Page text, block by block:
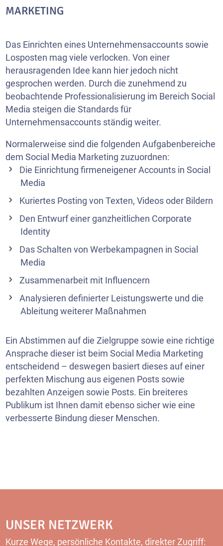
MARKETING
Das Einrichten eines Unternehmensaccounts sowie
Losposten mag viele verlocken. Von einer
herausragenden Idee kann hier jedoch nicht
gesprochen werden. Durch die zunehmend zu
beobachtende Professionalisierung im Bereich Social
Media steigen die Standards für
Unternehmensaccounts ständig weiter.
Normalerweise sind die folgenden Aufgabenbereiche
dem Social Media Marketing zuzuordnen:
Die Einrichtung firmeneigener Accounts in Social
Media
Kuriertes Posting von Texten, Videos oder Bildern
Den Entwurf einer ganzheitlichen Corporate
Identity
Das Schalten von Werbekampagnen in Social
Media
Zusammenarbeit mit Influencern
Analysieren definierter Leistungswerte und die
Ableitung weiterer Maßnahmen
Ein Abstimmen auf die Zielgruppe sowie eine richtige
Ansprache dieser ist beim Social Media Marketing
entscheidend – deswegen basiert dieses auf einer
perfekten Mischung aus eigenen Posts sowie
bezahlten Anzeigen sowie Posts. Ein breiteres
Publikum ist Ihnen damit ebenso sicher wie eine
verbesserte Bindung dieser Menschen.
UNSER NETZWERK
Kurze Wege, persönliche Kontakte, direkter Zugriff: